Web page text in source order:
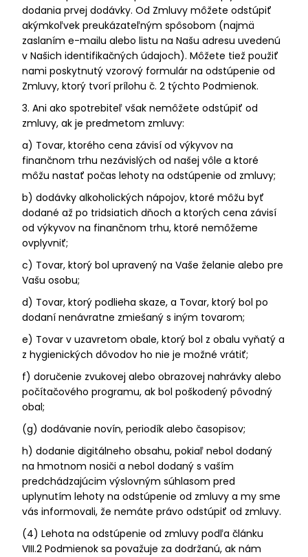
dodania prvej dodávky. Od Zmluvy môžete odstúpiť
akýmkoľvek preukázateľným spôsobom (najmä
zaslaním e-mailu alebo listu na Našu adresu uvedenú
v Našich identifikačných údajoch). Môžete tiež použiť
nami poskytnutý vzorový formulár na odstúpenie od
Zmluvy, ktorý tvorí prílohu č. 2 týchto Podmienok.
3. Ani ako spotrebiteľ však nemôžete odstúpiť od
zmluvy, ak je predmetom zmluvy:
a) Tovar, ktorého cena závisí od výkyvov na
finančnom trhu nezávislých od našej vôle a ktoré
môžu nastať počas lehoty na odstúpenie od zmluvy;
b) dodávky alkoholických nápojov, ktoré môžu byť
dodané až po tridsiatich dňoch a ktorých cena závisí
od výkyvov na finančnom trhu, ktoré nemôžeme
ovplyvniť;
c) Tovar, ktorý bol upravený na Vaše želanie alebo pre
Vašu osobu;
d) Tovar, ktorý podlieha skaze, a Tovar, ktorý bol po
dodaní nenávratne zmiešaný s iným tovarom;
e) Tovar v uzavretom obale, ktorý bol z obalu vyňatý a
z hygienických dôvodov ho nie je možné vrátiť;
f) doručenie zvukovej alebo obrazovej nahrávky alebo
počítačového programu, ak bol poškodený pôvodný
obal;
(g) dodávanie novín, periodík alebo časopisov;
h) dodanie digitálneho obsahu, pokiaľ nebol dodaný
na hmotnom nosiči a nebol dodaný s vaším
predchádzajúcim výslovným súhlasom pred
uplynutím lehoty na odstúpenie od zmluvy a my sme
vás informovali, že nemáte právo odstúpiť od zmluvy.
(4) Lehota na odstúpenie od zmluvy podľa článku
VIII.2 Podmienok sa považuje za dodržanú, ak nám